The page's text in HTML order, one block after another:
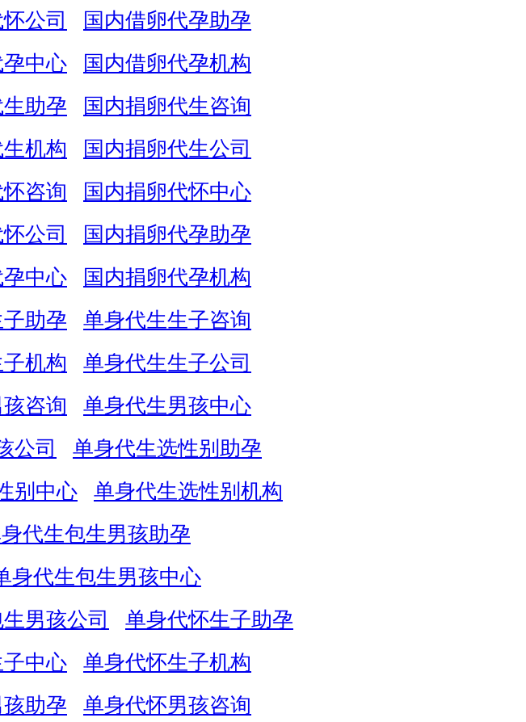
公司
国内借卵代孕助孕
中心
国内借卵代孕机构
助孕
国内捐卵代生咨询
机构
国内捐卵代生公司
咨询
国内捐卵代怀中心
公司
国内捐卵代孕助孕
中心
国内捐卵代孕机构
助孕
单身代生生子咨询
机构
单身代生生子公司
咨询
单身代生男孩中心
公司
单身代生选性别助孕
别中心
单身代生选性别机构
代生包生男孩助孕
身代生包生男孩中心
男孩公司
单身代怀生子助孕
中心
单身代怀生子机构
助孕 单身代怀男孩咨询